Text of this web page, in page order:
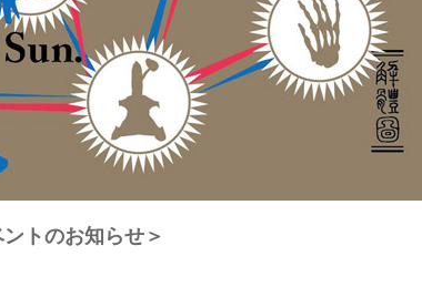
トのお知らせ＞